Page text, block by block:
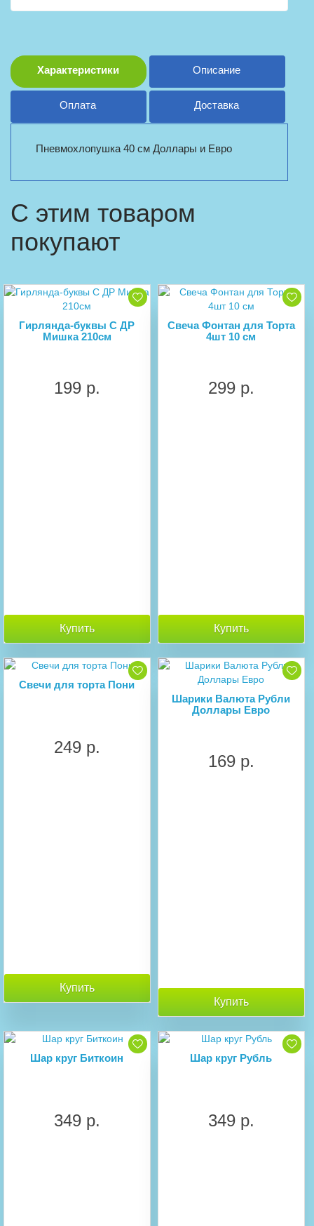
Характеристики Описание
Оплата Доставка
Пневмохлопушка 40 см Доллары и Евро
С этим товаром
покупают
Гирлянда-буквы С ДР
Мишка 210см
199 р.
Купить
Свеча Фонтан для Торта
4шт 10 см
299 р.
Купить
Свечи для торта Пони
249 р.
Купить
Шарики Валюта Рубли
Доллары Евро
169 р.
Купить
Шар круг Биткоин
349 р.
Шар круг Рубль
349 р.